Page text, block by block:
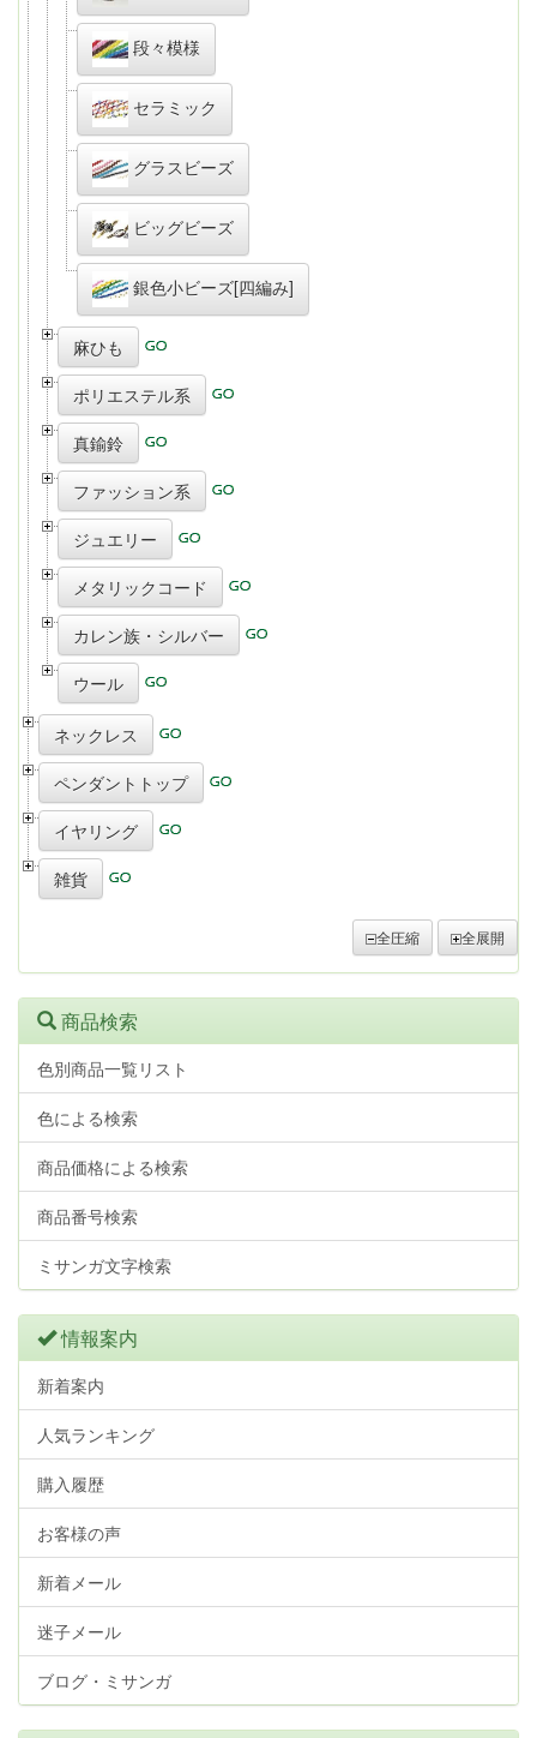
段々模様
セラミック
グラスビーズ
ビッグビーズ
銀色小ビーズ[四編み]
麻ひも
ポリエステル系
真鍮鈴
ファッション系
ジュエリー
メタリックコード
カレン族・シルバー
ウール
ネックレス
ペンダントトップ
イヤリング
雑貨
全圧縮 全展開
商品検索
色別商品一覧リスト
色による検索
商品価格による検索
商品番号検索
ミサンガ文字検索
情報案内
新着案内
人気ランキング
購入履歴
お客様の声
新着メール
迷子メール
ブログ・ミサンガ